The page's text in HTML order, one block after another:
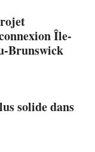
Île-
Brunswick
solide dans